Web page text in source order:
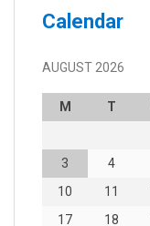
Calendar
AUGUST 2026
M T
3
4
10
11
17
18